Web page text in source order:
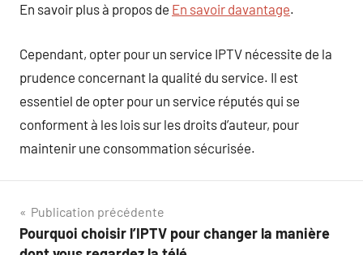
En savoir plus à propos de En savoir davantage.
Cependant, opter pour un service IPTV nécessite de la
prudence concernant la qualité du service. Il est
essentiel de opter pour un service réputés qui se
conforment à les lois sur les droits d’auteur, pour
maintenir une consommation sécurisée.
Navigation
de
Publication précédente
Pourquoi choisir l’IPTV pour changer la manière